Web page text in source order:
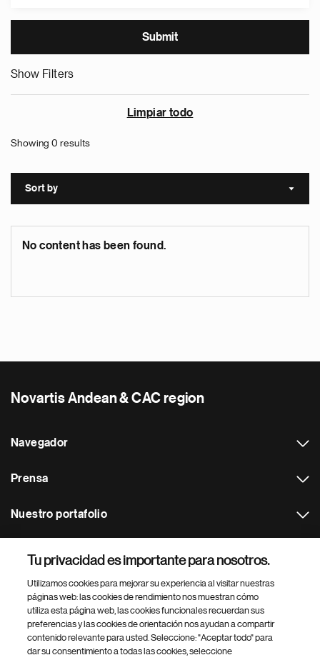
Show Filters
Limpiar todo
Showing 0 results
Sort by Sort
No content has been found.
Novartis Andean & CAC region
Navegador
Prensa
Nuestro portafolio
Footer Site Search
Tu privacidad es importante para nosotros.
Utilizamos cookies para mejorar su experiencia al visitar nuestras
páginas web: las cookies de rendimiento nos muestran cómo
utiliza esta página web, las cookies funcionales recuerdan sus
preferencias y las cookies de orientación nos ayudan a compartir
contenido relevante para usted. Seleccione: "Aceptar todo" para
dar su consentimiento a todas las cookies, seleccione